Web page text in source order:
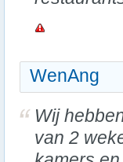
WenAng
Wij
van 2